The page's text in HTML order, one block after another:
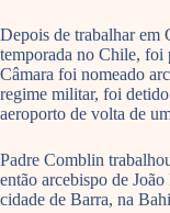
Depois de trabalhar em
temporada no Chile, foi
Câmara foi nomeado
regime militar, foi
aeroporto de volta de
Padre Comblin
então arcebispo de
cidade de Barra, na